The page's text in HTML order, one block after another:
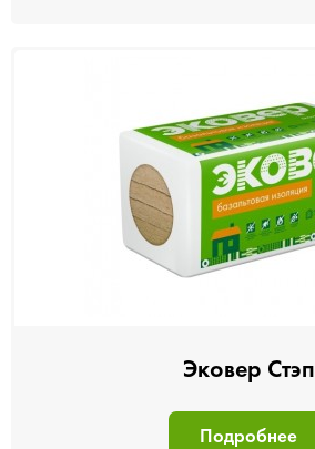
Эковер Стэп
Подробнее